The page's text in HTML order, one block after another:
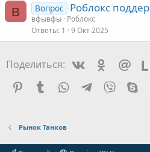
В Вопрос Роблокс
вфывфы Роблокс
Ответы 1 9 Окт 2025
Поделиться: Vkontakte
Pinterest
Tumblr WhatsAppTelegram
Viber
Рынок Танков